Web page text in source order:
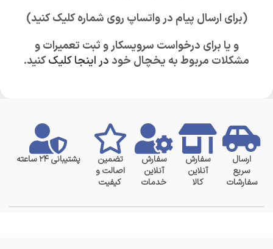
(برای ارسال پیام در واتساپ روی شماره کلیک کنید)
و یا برای درخواست سرویسکار و ثبت تعمیرات و
مشکلات مربوط به یخچال خوددر اینجا کلیککنید.
ارسال
سریع
سفارشات
سفارش
آنلاین
کالا
سفارش
آنلاین
خدمات
تضمین
اصالت و
کیفیت
پشتیبانی ۲۴ ساعته